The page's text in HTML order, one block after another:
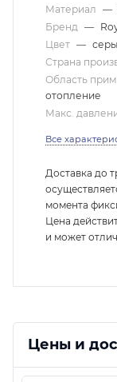
Материал —
Бренд —
Цвет —
Страна
Область
отопление
Макс.
Все
Доставка до
момента
Цена
и может
Цены и